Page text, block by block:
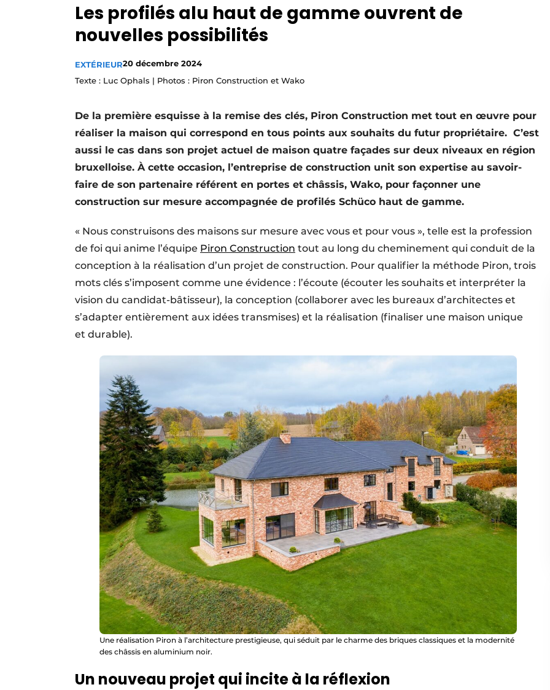
Privacy / Cookie statement
S’inscrire à l’événement
Termes et conditions
Les profilés alu haut de gamme ouvrent de
nouvelles possibilités
EXTÉRIEUR20 décembre 2024
Texte : Luc Ophals | Photos : Piron Construction et Wako
De la première esquisse à la remise des clés, Piron Construction met tout en œuvre pour
réaliser la maison qui correspond en tous points aux souhaits du futur propriétaire. C’est
aussi le cas dans son projet actuel de maison quatre façades sur deux niveaux en région
bruxelloise. À cette occasion, l’entreprise de construction unit son expertise au savoir-
faire de son partenaire référent en portes et châssis, Wako, pour façonner une
construction sur mesure accompagnée de profilés Schüco haut de gamme.
« Nous construisons des maisons sur mesure avec vous et pour vous », telle est la profession
de foi qui anime l’équipe Piron Construction tout au long du cheminement qui conduit de la
conception à la réalisation d’un projet de construction. Pour qualifier la méthode Piron, trois
mots clés s’imposent comme une évidence : l’écoute (écouter les souhaits et interpréter la
vision du candidat-bâtisseur), la conception (collaborer avec les bureaux d’architectes et
s’adapter entièrement aux idées transmises) et la réalisation (finaliser une maison unique
et durable).
Une réalisation Piron à l’architecture prestigieuse, qui séduit par le charme des briques classiques et la modernité
des châssis en aluminium noir.
Un nouveau projet qui incite à la réflexion